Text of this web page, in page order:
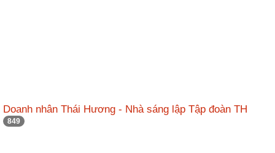
Doanh nhân Thái Hương - Nhà sáng lập Tập đoàn TH
849